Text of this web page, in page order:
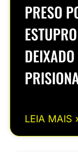
PRESO
LEIA MAIS